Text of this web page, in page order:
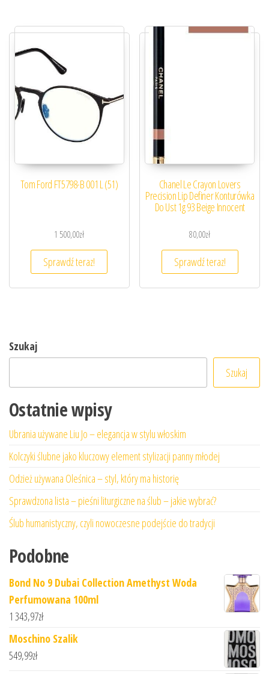
Tom Ford FT5798-B 001 L (51)
1 500,00zł
Sprawdź teraz!
Chanel Le Crayon Lovers
Precision Lip Definer Konturówka
Do Ust 1g 93 Beige Innocent
80,00zł
Sprawdź teraz!
Szukaj
Szukaj
Ostatnie wpisy
Ubrania używane Liu Jo – elegancja w stylu włoskim
Kolczyki ślubne jako kluczowy element stylizacji panny młodej
Odzież używana Oleśnica – styl, który ma historię
Sprawdzona lista – pieśni liturgiczne na ślub – jakie wybrać?
Ślub humanistyczny, czyli nowoczesne podejście do tradycji
Podobne
Bond No 9 Dubai Collection Amethyst Woda
Perfumowana 100ml
1 343,97zł
Moschino Szalik
549,99zł